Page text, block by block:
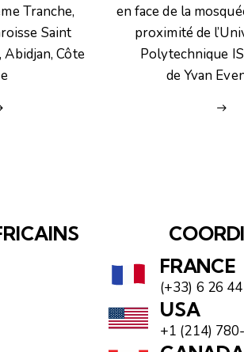
Tranche,
Saint
Côte
en face de la
proximité de
Polytechnique
de Yvan
FRANCE
(+33) 6 26
USA
+1 (214)